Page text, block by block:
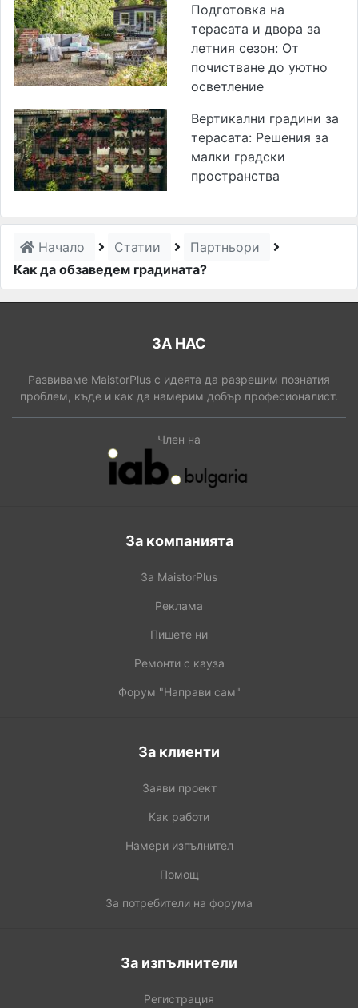
Подготовка на
терасата и двора за
летния сезон: От
почистване до уютно
осветление
Вертикални градини за
терасата: Решения за
малки градски
пространства
Начало Статии
Партньори
Как да обзаведем градината?
ЗА НАС
Развиваме MaistorPlus с идеята да разрешим познатия
проблем, къде и как да намерим добър професионалист.
Член на
За компанията
За MaistorPlus
Реклама
Пишете ни
Ремонти с кауза
Форум "Направи сам"
За клиенти
Заяви проект
Как работи
Намери изпълнител
Помощ
За потребители на форума
За изпълнители
Регистрация